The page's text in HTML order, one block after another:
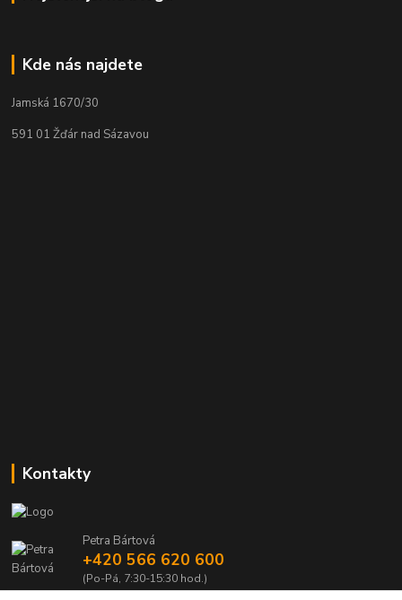
Kde nás najdete
Jamská 1670/30
591 01 Žďár nad Sázavou
Kontakty
Petra Bártová
+420 566 620 600
(Po-Pá, 7:30-15:30 hod.)